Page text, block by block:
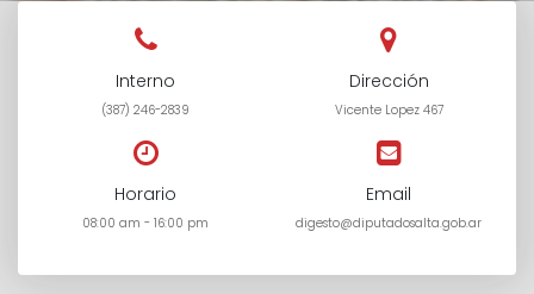
Interno
(387) 246-2839
Dirección
Vicente Lopez 467
Horario
08:00 am - 16:00 pm
Email
digesto@diputadosalta.gob.ar